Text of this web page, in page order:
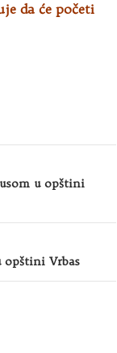
da će početi
u opštini
Vrbas